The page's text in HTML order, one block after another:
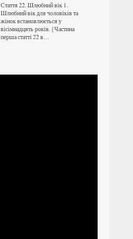
Стаття 22. Шлюбний вік 1.
Шлюбний вік для чоловіків та
жінок встановлюється у
вісімнадцять років. {Частина
перша статті 22 в…